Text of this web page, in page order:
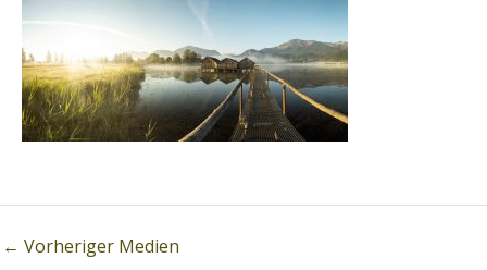
← Vorheriger Medien